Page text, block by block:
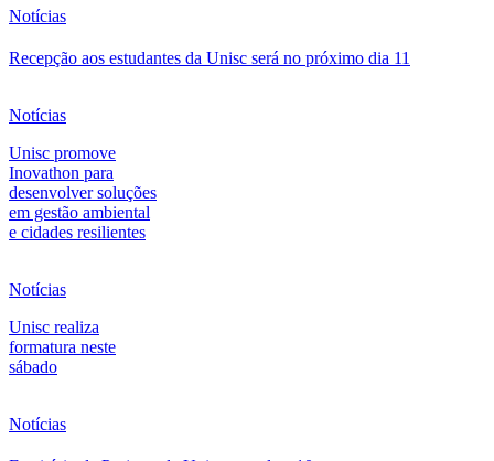
Notícias
Recepção aos estudantes da Unisc será no próximo dia 11
Notícias
Unisc promove
Inovathon para
desenvolver soluções
em gestão ambiental
e cidades resilientes
Notícias
Unisc realiza
formatura neste
sábado
Notícias